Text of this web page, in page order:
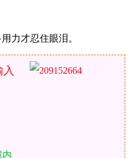
力才忍住眼泪。
内